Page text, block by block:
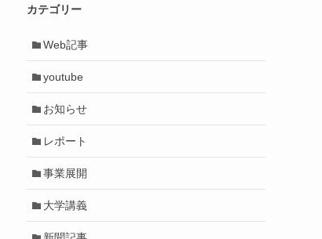
カテゴリー
Web記事
youtube
お知らせ
レポート
事業展開
大学講義